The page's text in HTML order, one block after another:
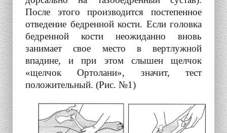
После этого производится постепенное
отведение бедренной кости. Если головка
бедренной кости неожиданно вновь
занимает свое место в вертлужной
впадине, и при этом слышен щелчок
«щелчок Ортолани», значит, тест
положительный. (Рис. №1)